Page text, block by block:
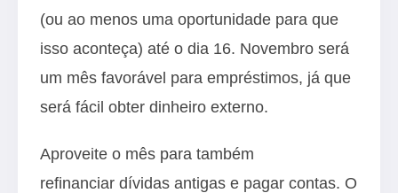
(ou ao menos uma oportunidade para que
isso aconteça) até o dia 16. Novembro será
um mês favorável para empréstimos, já que
será fácil obter dinheiro externo.
Aproveite o mês para também
refinanciar dívidas antigas e pagar contas. O